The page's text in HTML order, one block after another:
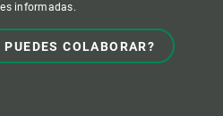
informadas.
PUEDES COLABORAR?